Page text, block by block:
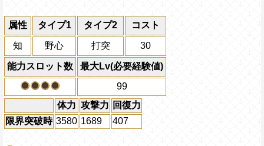
属性 タイプ1 タイプ2 コスト
知 野心 打突 30
能力スロット数
最大Lv(必要経験値)
99
体力 攻撃力 回復力
限界突破時 3580 1689 407